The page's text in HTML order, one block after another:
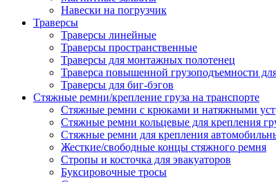
Навески на погрузчик
Траверсы
Траверсы линейные
Траверсы пространственные
Траверсы для монтажных полотенец
Траверса повышенной грузоподъемности
Траверсы для биг-бэгов
Стяжные ремни/крепление груза на транспорте
Стяжные ремни с крюками и натяжными
Стяжные ремни кольцевые для крепления
Стяжные ремни для крепления
Жесткие/свободные концы стяжного ремня
Стропы и косточка для эвакуаторов
Буксировочные тросы